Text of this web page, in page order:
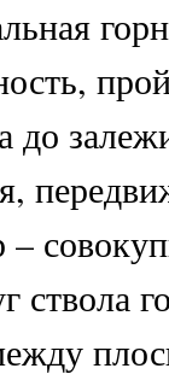
до
ствола